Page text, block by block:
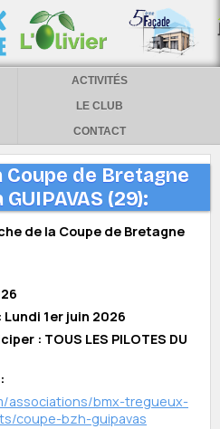
ACTIVITÉS
LE CLUB
CONTACT
de Bretagne
(29):
de la Coupe de Bretagne
1er juin 2026
: TOUS LES PILOTES DU
associations/bmx-tregueux-
coupe-bzh-guipavas